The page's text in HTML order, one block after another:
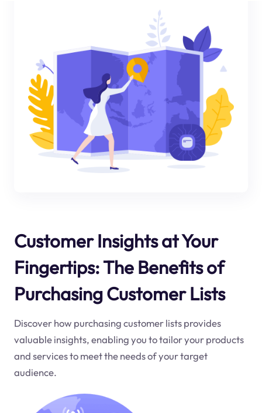
Customer Insights at Your
Fingertips: The Benefits of
Purchasing Customer Lists
Discover how purchasing customer lists provides
valuable insights, enabling you to tailor your products
and services to meet the needs of your target
audience.